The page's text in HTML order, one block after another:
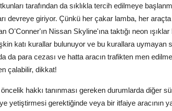
tarafından da sıklıkla tercih edilmeye
devreye giriyor. Çünkü her çakar lamba, her
O'Conner'ın Nissan Skyline'ına taktığı neon
katı kurallar bulunuyor ve bu kurallara uymayan
da para cezası ve hatta aracın trafikten men
çalabilir, dikkat!
hakkı tanınması gereken durumlarda diğer
yetiştirmesi gerektiğinde veya bir itfaiye aracının